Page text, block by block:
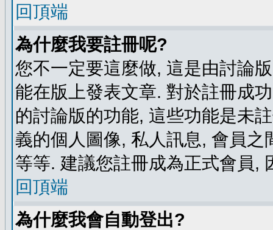
回頂端
為什麼我要註冊呢?
您不一定要這麼做, 這是由討論
能在版上發表文章. 對於註冊成
的討論版的功能, 這些功能是未
義的個人圖像, 私人訊息, 會員
等等. 建議您註冊成為正式會員,
回頂端
為什麼我會自動登出?